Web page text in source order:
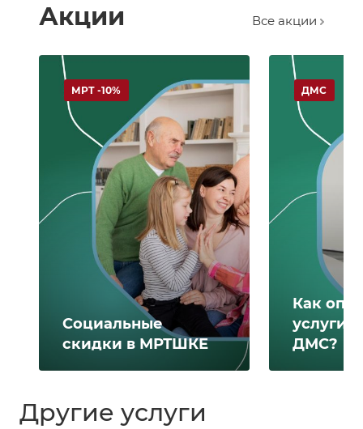
Акции Все акции
Социальные
скидки в МРТШКЕ
МРТ -10%
Как
услуги
ДМС?
ДМС
Другие услуги